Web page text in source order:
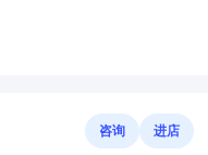
咨询 进店